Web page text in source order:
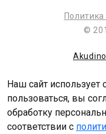
©
Наш сайт
пользоваться, вы
обработку
соответствии с